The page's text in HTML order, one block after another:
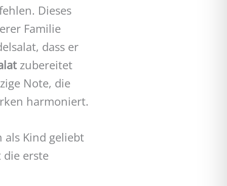
Dieses
Familie
dass er
zubereitet
Note, die
harmoniert.
als Kind geliebt
die erste